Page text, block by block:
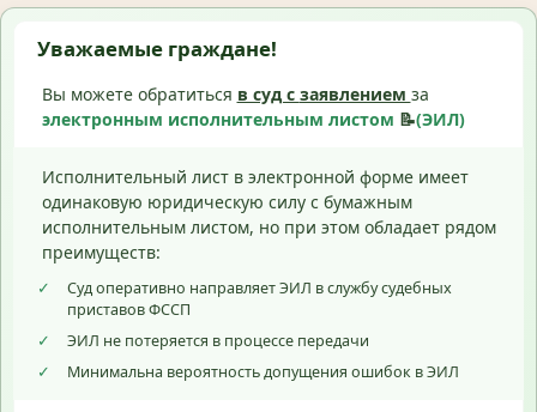
Уважаемые граждане!
Вы можете обратиться в суд с заявлением за
электронным исполнительным листом 📝(ЭИЛ)
Исполнительный лист в электронной форме имеет
одинаковую юридическую силу с бумажным
исполнительным листом, но при этом обладает рядом
преимуществ:
✓
Суд оперативно направляет ЭИЛ в службу судебных
приставов ФССП
✓
ЭИЛ не потеряется в процессе передачи
✓
Минимальна вероятность допущения ошибок в ЭИЛ